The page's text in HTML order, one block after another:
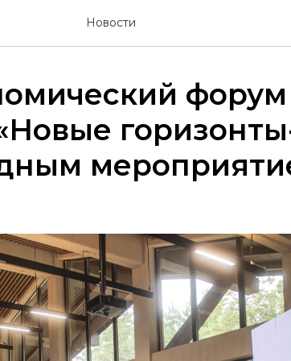
Новости
форум